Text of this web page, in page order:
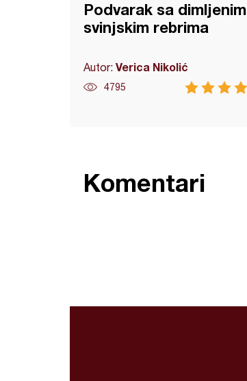
Podvarak sa dimljenim
svinjskim rebrima
Autor: Verica Nikolić
4795
Komentari